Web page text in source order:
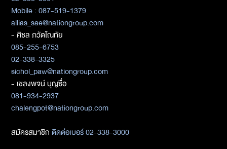
Mobile : 087-519-1379
allias_sae@nationgroup.com
- ศิชล ภวัตโณทัย
085-255-6753
02-338-3325
sichol_paw@nationgroup.com
- เชลงพจน์ บุญซื่อ
081-934-2937
chalengpot@nationgroup.com
สมัครสมาชิกติดต่อเบอร์ 02-338-3000